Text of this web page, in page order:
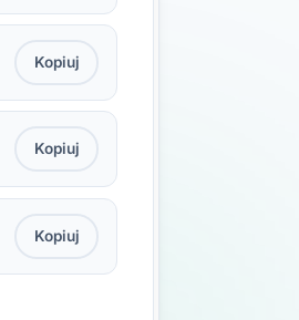
Kopiuj
Kopiuj
Kopiuj